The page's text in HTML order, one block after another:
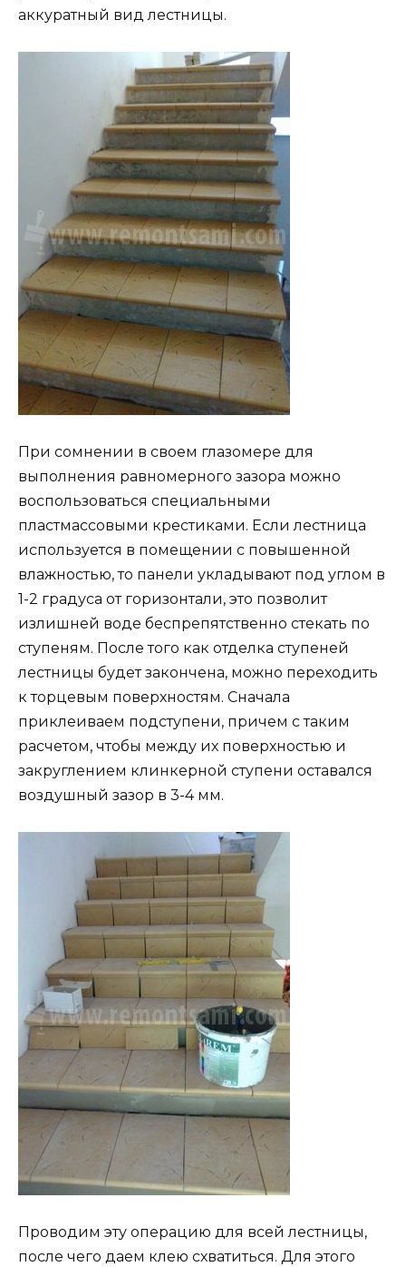
аккуратный вид лестницы.
При сомнении в своем глазомере для
выполнения равномерного зазора можно
воспользоваться специальными
пластмассовыми крестиками. Если лестница
используется в помещении с повышенной
влажностью, то панели укладывают под углом в
1-2 градуса от горизонтали, это позволит
излишней воде беспрепятственно стекать по
ступеням. После того как отделка ступеней
лестницы будет закончена, можно переходить
к торцевым поверхностям. Сначала
приклеиваем подступени, причем с таким
расчетом, чтобы между их поверхностью и
закруглением клинкерной ступени оставался
воздушный зазор в 3-4 мм.
Проводим эту операцию для всей лестницы,
после чего даем клею схватиться. Для этого